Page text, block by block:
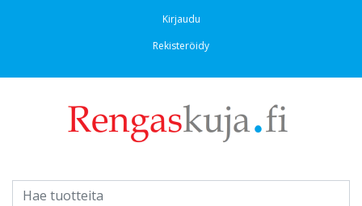
Kirjaudu
Rekisteröidy